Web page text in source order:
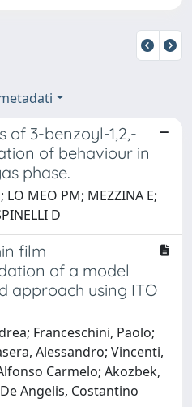
of 3-benzoyl-1,2,-
of behaviour in
phase.
LO MEO PM; MEZZINA E;
D
film
of a model
approach using ITO
Franceschini, Paolo;
Alessandro; Vincenti,
Carmelo; Akozbek,
Angelis, Costantino